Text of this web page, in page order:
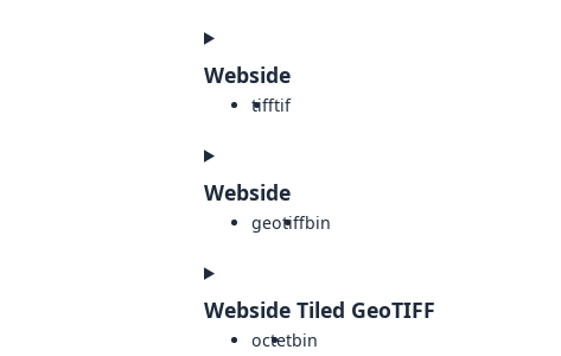
Webside
tifftif
Webside
geotiffbin
Webside Tiled GeoTIFF
octetbin